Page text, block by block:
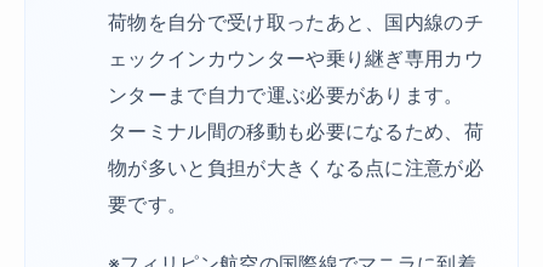
荷物を自分で受け取ったあと、国内線のチ
ェックインカウンターや乗り継ぎ専用カウ
ンターまで自力で運ぶ必要があります。
ターミナル間の移動も必要になるため、荷
物が多いと負担が大きくなる点に注意が必
要です。